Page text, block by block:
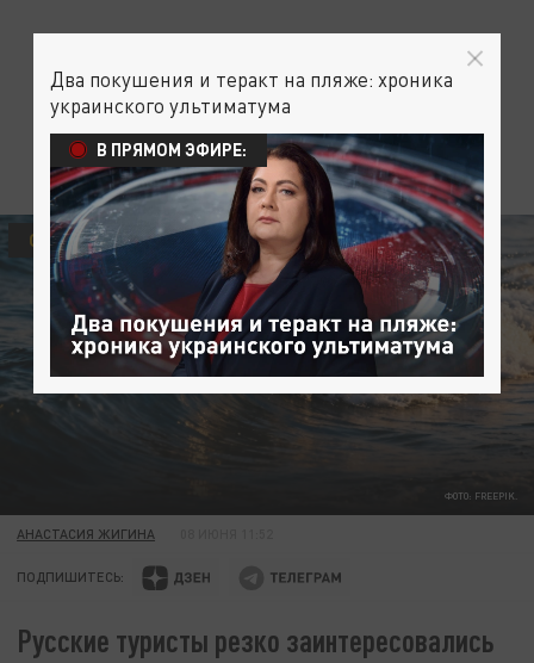
ФОТО: FREEPIK.
ОБЩЕСТВО
АНАСТАСИЯ ЖИГИНА
ПОДПИШИТЕСЬ:
Русские туристы резко заинтересовались
Два покушения и теракт на пляже: хроника
украинского ультиматума
В ПРЯМОМ ЭФИРЕ: